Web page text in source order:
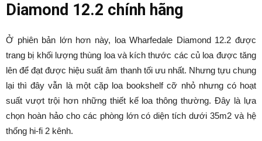
Diamond 12.2 chính hãng
Ở phiên bản lớn hơn này, loa Wharfedale Diamond 12.2 được
trang bị khối lượng thùng loa và kích thước các củ loa được tăng
lên để đạt được hiệu suất âm thanh tối ưu nhất. Nhưng tựu chung
lại thì đây vẫn là một cặp loa bookshelf cỡ nhỏ nhưng có hoạt
suất vượt trội hơn những thiết kế loa thông thường. Đây là lựa
chọn hoàn hảo cho các phòng lớn có diện tích dưới 35m2 và hệ
thống hi-fi 2 kênh.